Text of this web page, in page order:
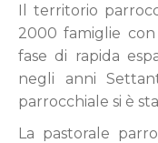
Il territorio
2000 famiglie
fase di rapida
negli anni
parrocchiale si è
La pastorale